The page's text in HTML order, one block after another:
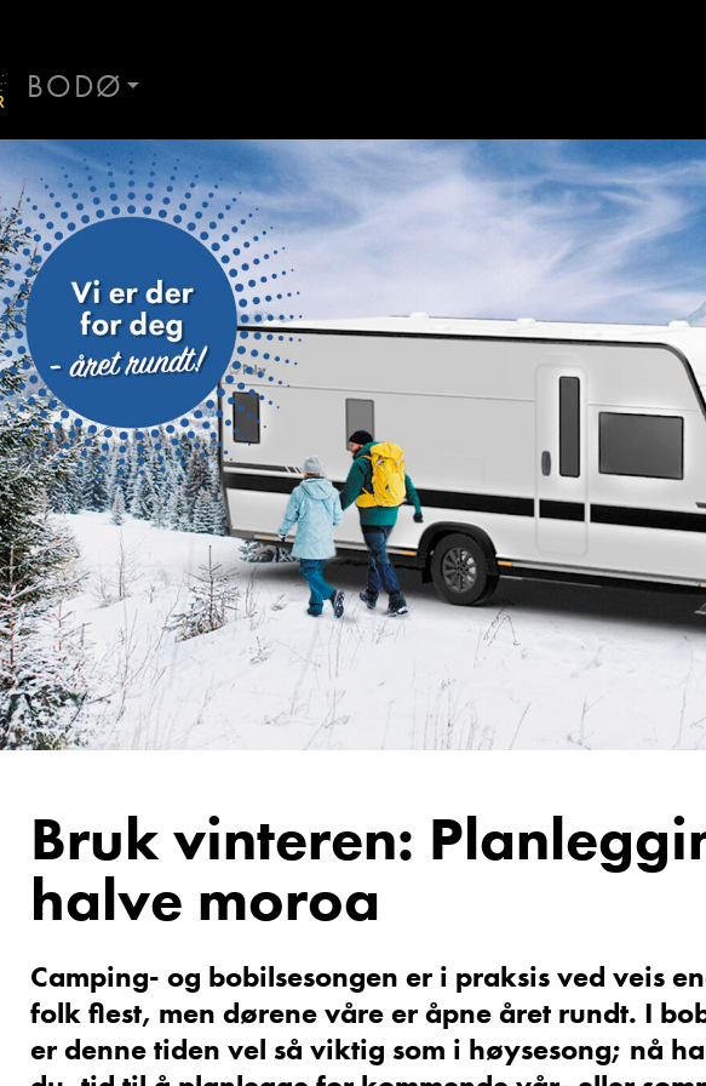
BODØ
HAUGALAND
ÅLESUND
ÅNDALSNES
Kontakt Tverlandet
Ernst Rolf Storeide
Kundemottak bodelsverksted
Vis telefon
Vis epost
Hjalmar Fredriksen
Salgssjef
Vis telefon
Vis epost
Torben Hanssen
Vis telefon
Vis epost
Torgeir Vikmark-Lunga
Vis telefon
Vis epost
Bruk vinteren:
halve moroa
Camping- og bobilsesongen er i praksis ved veis
folk flest, men dørene våre er åpne året rundt. I
er denne tiden vel så viktig som i høysesong; nå